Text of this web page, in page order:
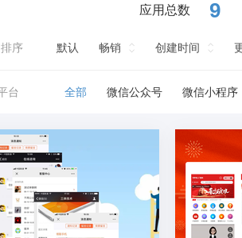
应用总数 9
排序 默认 畅销 创建时间
台 全部 微信公众号 微信小程序